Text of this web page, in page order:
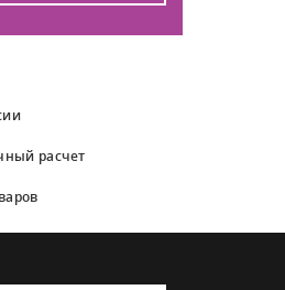
расчет